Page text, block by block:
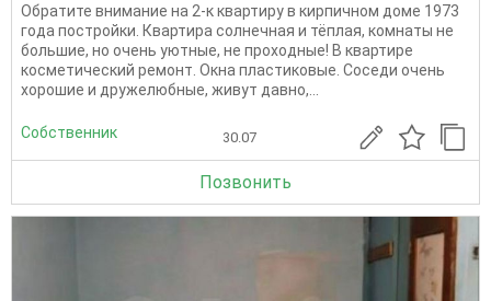
Обратите внимание на 2-к квартиру в кирпичном доме 1973
года постройки. Квартира солнечная и тёплая, комнаты не
большие, но очень уютные, не проходные! В квартире
косметический ремонт. Окна пластиковые. Соседи очень
хорошие и дружелюбные, живут давно,...
Собственник 30.07
Позвонить